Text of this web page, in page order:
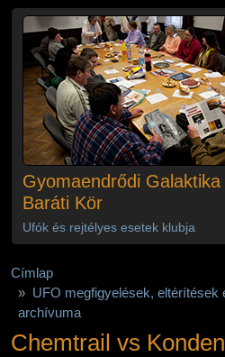
Ugrás a tartalomra
Gyomaendrődi Galaktika
Baráti Kör
Ufók és rejtélyes esetek klubja
Címlap
UFO megfigyelések, eltérítések
archívuma
Chemtrail vs